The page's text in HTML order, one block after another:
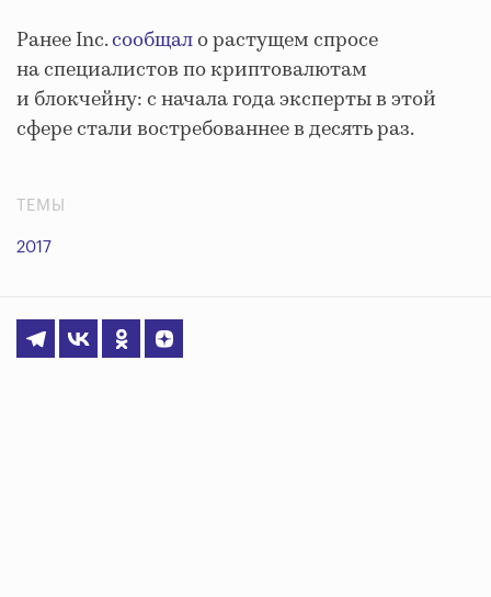
Ранее Inc.сообщало растущем спросе
на специалистов по криптовалютам
и блокчейну: с начала года эксперты в этой
сфере стали востребованнее в десять раз.
ТЕМЫ
2017